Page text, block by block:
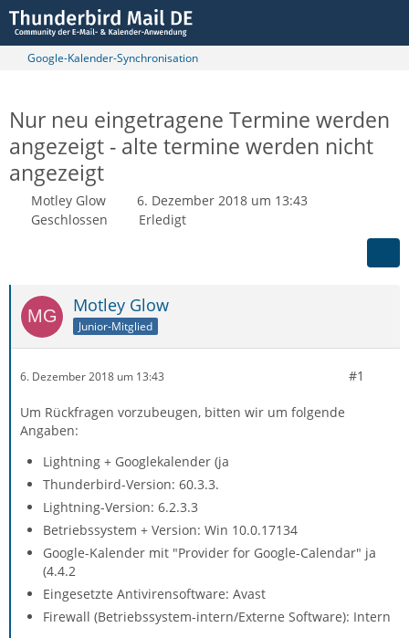
Google-Kalender-Synchronisation
Nur neu eingetragene Termine werden
angezeigt - alte termine werden nicht
angezeigt
Motley Glow
6. Dezember 2018 um 13:43
Geschlossen
Erledigt
Motley Glow
Junior-Mitglied
6. Dezember 2018 um 13:43 #1
Um Rückfragen vorzubeugen, bitten wir um folgende
Angaben:
Lightning + Googlekalender (ja
Thunderbird-Version: 60.3.3.
Lightning-Version: 6.2.3.3
Betriebssystem + Version: Win 10.0.17134
Google-Kalender mit "Provider for Google-Calendar" ja
(4.4.2
Eingesetzte Antivirensoftware: Avast
Firewall (Betriebssystem-intern/Externe Software): Intern